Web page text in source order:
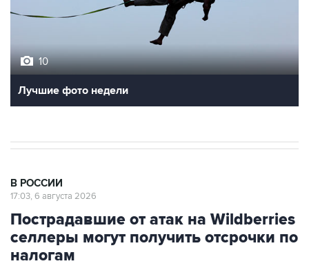
10
Лучшие фото недели
В РОССИИ
17:03, 6 августа 2026
Пострадавшие от атак на Wildberries
селлеры могут получить отсрочки по
налогам